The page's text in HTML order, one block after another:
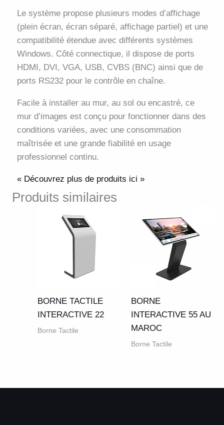
Le système propose plusieurs modes d’affichage
(plein écran, écran séparé, affichage partiel) et une
compatibilité étendue avec différents systèmes
Windows. Côté connectique, il dispose de ports
HDMI, DVI, VGA, USB, CVBS (BNC) ainsi que de
ports RS232 pour le contrôle en chaîne.
Facile à installer au mur, au sol ou encastré, ce
mur d’images est conçu pour fonctionner dans des
conditions variées, avec une consommation
maîtrisée et une grande fiabilité en usage
professionnel continu.
« Découvrez plus de produits ici »
Produits similaires
BORNE TACTILE
INTERACTIVE 22
Borne Tactile
BORNE
INTERACTIVE 55 AU
MAROC
Borne Tactile